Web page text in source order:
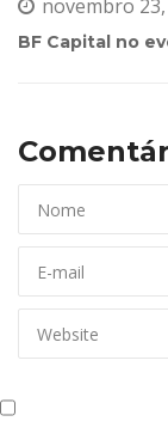
novembro 23,
BF Capital no